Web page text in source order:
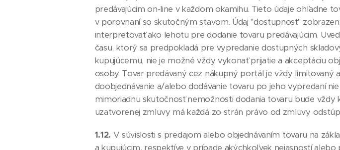
predávajúcim on-line v každom okamihu. Tieto údaje ohľadne
v porovnaní so skutočným stavom. Údaj "dostupnosť"
interpretovať ako lehotu pre dodanie tovaru predávajúcim.
času, ktorý sa predpokladá pre vypredanie dostupných
kupujúcemu, nie je možné vždy vykonať prijatie a akceptáciu
osoby. Tovar predávaný cez nákupný portál je vždy limitovaný
doobjednávanie a/alebo dodávanie tovaru po jeho vypredaní
mimoriadnu skutočnosť nemožnosti dodania tovaru bude
uzatvorenej zmluvy má každá zo strán právo od zmluvy
1.12. V súvislosti s predajom alebo objednávaním tovaru na
a kupujúcim, respektíve v prípade akýchkoľvek nejasností